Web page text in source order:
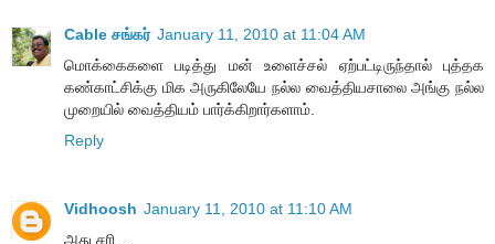
Cable சங்கர் January 11, 2010 at 11:04 AM
மொக்கைகளை படித்து மன் உளைச்சல் ஏற்பட்டிருந்தால் புத்தக
கண்காட்சிக்கு மிக அருகிலேயே நல்ல வைத்தியசாலை அங்கு நல்ல
முறையில் வைத்தியம் பார்க்கிறார்களாம்.
Reply
Vidhoosh January 11, 2010 at 11:10 AM
அது சரி...